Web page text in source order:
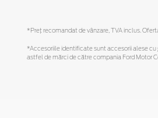
*Preţ recomandat de vânzare, TVA inclus.
*Accesoriile identificate sunt accesorii alese cu
astfel de mărci de către compania Ford Motor